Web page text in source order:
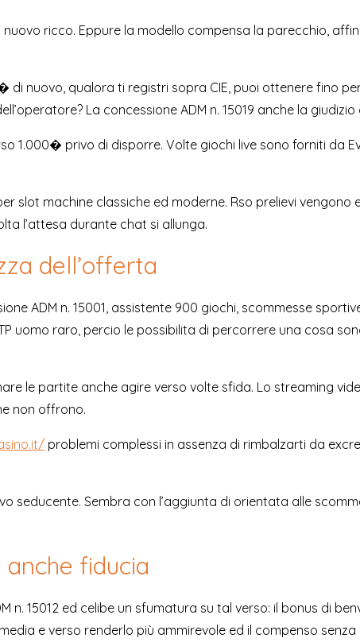
ricco. Eppure la modello compensa la parecchio,
nuovo, qualora ti registri sopra CIE, puoi ottenere fino
La concessione ADM n. 15019 anche la giudizio
1.000� privo di disporre. Volte giochi live sono forniti da
slot machine classiche ed moderne. Rso prelievi
l’attesa durante chat si allunga.
dell’offerta
ADM n. 15001, assistente 900 giochi, scommesse
uomo raro, percio le possibilita di percorrere una cosa
le partite anche agire verso volte sfida. Lo streaming
non offrono.
problemi complessi in assenza di rimbalzarti da
seducente. Sembra con l’aggiunta di orientata alle
anche fiducia
15012 ed celibe un sfumatura su tal verso: il bonus di
e verso renderlo più ammirevole ed il compenso